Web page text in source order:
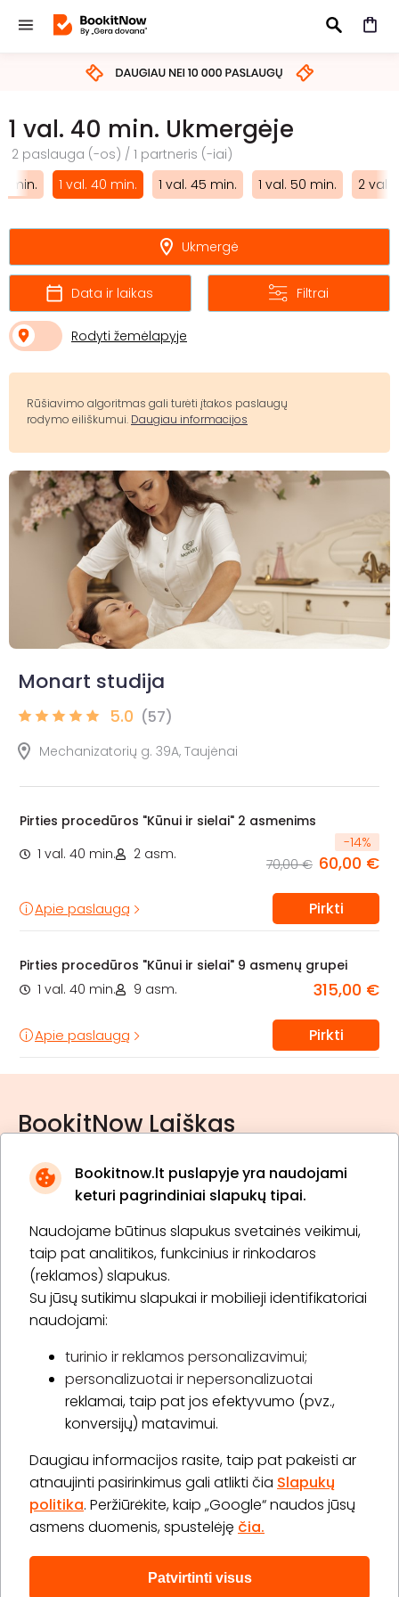
Bookitnow.lt puslapyje yra naudojami
keturi pagrindiniai slapukų tipai.
Naudojame būtinus slapukus svetainės veikimui,
taip pat analitikos, funkcinius ir rinkodaros
(reklamos) slapukus.
Su jūsų sutikimu slapukai ir mobilieji identifikatoriai
naudojami:
turinio ir reklamos personalizavimui;
personalizuotai ir nepersonalizuotai
reklamai, taip pat jos efektyvumo (pvz.,
konversijų) matavimui.
Daugiau informacijos rasite, taip pat pakeisti ar
atnaujinti pasirinkimus gali atlikti čia Slapukų
politika. Peržiūrėkite, kaip „Google“ naudos jūsų
asmens duomenis, spustelėję čia.
Patvirtinti visus
IEŠKOTI
1 val. 40 min. Ukmergėje
2 paslauga (-os) / 1 partneris (-iai)
min.
1 val. 40 min. 1 val. 45 min. 1 val. 50 min. 2 val.
Ukmergė
Data ir laikas Filtrai
Rodyti žemėlapyje
Rūšiavimo algoritmas gali turėti įtakos paslaugų
rodymo eiliškumui. Daugiau informacijos
Monart studija
5.0 (57)
Mechanizatorių g. 39A, Taujėnai
Pirties procedūros "Kūnui ir sielai" 2 asmenims
1 val. 40 min.
2 asm.
-14%
70,00 € 60,00 €
Apie paslaugą Pirkti
Pirties procedūros "Kūnui ir sielai" 9 asmenų grupei
1 val. 40 min.
9 asm. 315,00 €
Apie paslaugą Pirkti
BookitNow Laiškas
* Susipažinau su privatumo politika
Prenumeruoti
Apie „BookitNow“
Informacija
„GERA DOVANA“ GRUPĖ